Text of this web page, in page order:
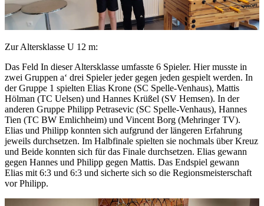
Zur Altersklasse U 12 m:
Das Feld In dieser Altersklasse umfasste 6 Spieler. Hier musste in
zwei Gruppen a‘ drei Spieler jeder gegen jeden gespielt werden. In
der Gruppe 1 spielten Elias Krone (SC Spelle-Venhaus), Mattis
Hölman (TC Uelsen) und Hannes Krüßel (SV Hemsen). In der
anderen Gruppe Philipp Petrasevic (SC Spelle-Venhaus), Hannes
Tien (TC BW Emlichheim) und Vincent Borg (Mehringer TV).
Elias und Philipp konnten sich aufgrund der längeren Erfahrung
jeweils durchsetzen. Im Halbfinale spielten sie nochmals über Kreuz
und Beide konnten sich für das Finale durchsetzen. Elias gewann
gegen Hannes und Philipp gegen Mattis. Das Endspiel gewann
Elias mit 6:3 und 6:3 und sicherte sich so die Regionsmeisterschaft
vor Philipp.